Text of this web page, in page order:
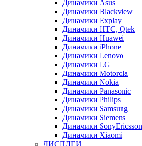
Динамики Asus
Динамики Blackview
Динамики Explay
Динамики HTC, Qtek
Динамики Huawei
Динамики iPhone
Динамики Lenovo
Динамики LG
Динамики Motorola
Динамики Nokia
Динамики Panasonic
Динамики Philips
Динамики Samsung
Динамики Siemens
Динамики SonyEricsson
Динамики Xiaomi
ДИСПЛЕИ